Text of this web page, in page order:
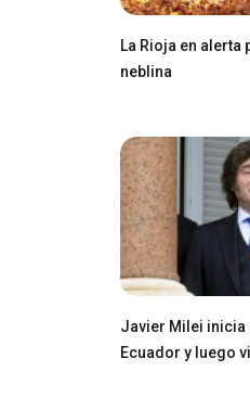
La Rioja en
neblina
Javier Milei inicia
Ecuador y luego